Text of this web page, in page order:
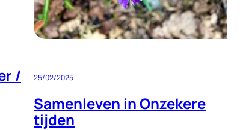
/
25/02/2025
Samenleven in Onzekere
tijden